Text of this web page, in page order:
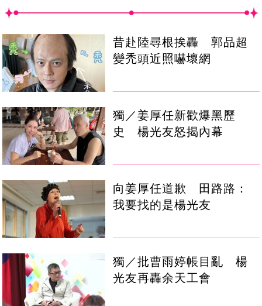
昔赴陸尋根挨轟 郭品超
變禿頭近照嚇壞網
獨／姜厚任新歡爆黑歷
史 楊光友怒揭內幕
向姜厚任道歉 田路路：
我要找的是楊光友
獨／批曹雨婷帳目亂 楊
光友再轟余天工會